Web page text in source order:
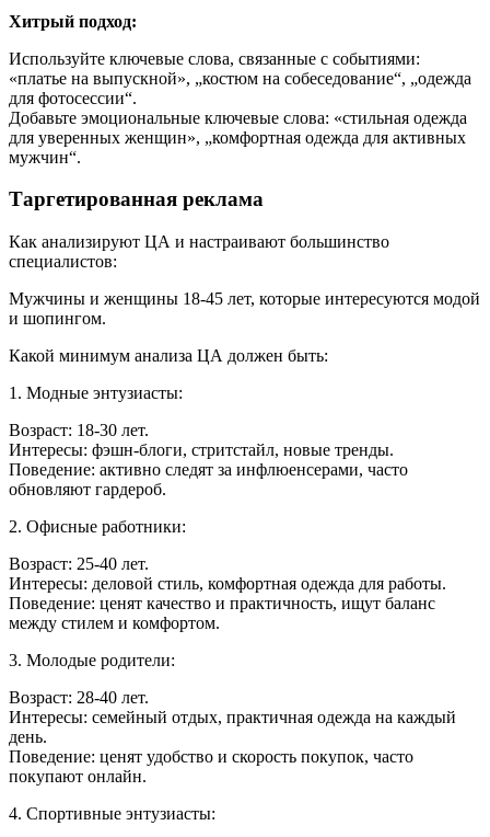
Хитрый подход:
Используйте ключевые слова, связанные с событиями:
«платье на выпускной», „костюм на собеседование“, „одежда
для фотосессии“.
Добавьте эмоциональные ключевые слова: «стильная одежда
для уверенных женщин», „комфортная одежда для активных
мужчин“.
Таргетированная реклама
Как анализируют ЦА и настраивают большинство
специалистов:
Мужчины и женщины 18-45 лет, которые интересуются модой
и шопингом.
Какой минимум анализа ЦА должен быть:
1. Модные энтузиасты:
Возраст: 18-30 лет.
Интересы: фэшн-блоги, стритстайл, новые тренды.
Поведение: активно следят за инфлюенсерами, часто
обновляют гардероб.
2. Офисные работники:
Возраст: 25-40 лет.
Интересы: деловой стиль, комфортная одежда для работы.
Поведение: ценят качество и практичность, ищут баланс
между стилем и комфортом.
3. Молодые родители:
Возраст: 28-40 лет.
Интересы: семейный отдых, практичная одежда на каждый
день.
Поведение: ценят удобство и скорость покупок, часто
покупают онлайн.
4. Спортивные энтузиасты: